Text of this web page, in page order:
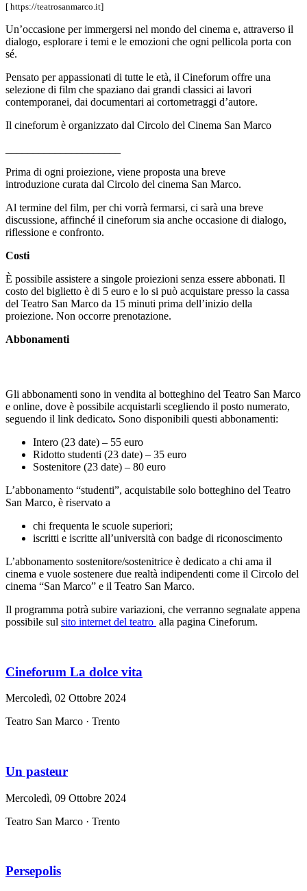
[ https://teatrosanmarco.it]
Un’occasione per immergersi nel mondo del cinema e, attraverso il
dialogo, esplorare i temi e le emozioni che ogni pellicola porta con
sé.
Pensato per appassionati di tutte le età, il Cineforum offre una
selezione di film che spaziano dai grandi classici ai lavori
contemporanei, dai documentari ai cortometraggi d’autore.
Il cineforum è organizzato dal Circolo del Cinema San Marco
Prima di ogni proiezione, viene proposta una breve
introduzione curata dal Circolo del cinema San Marco.
Al termine del film, per chi vorrà fermarsi, ci sarà una breve
discussione, affinché il cineforum sia anche occasione di dialogo,
riflessione e confronto.
Costi
È possibile assistere a singole proiezioni senza essere abbonati. Il
costo del biglietto è di 5 euro e lo si può acquistare presso la cassa
del Teatro San Marco da 15 minuti prima dell’inizio della
proiezione. Non occorre prenotazione.
Abbonamenti
Gli abbonamenti sono in vendita al botteghino del Teatro San Marco
e online, dove è possibile acquistarli scegliendo il posto numerato,
seguendo il link dedicato. Sono disponibili questi abbonamenti:
Intero (23 date) – 55 euro
Ridotto studenti (23 date) – 35 euro
Sostenitore (23 date) – 80 euro
L’abbonamento “studenti”, acquistabile solo botteghino del Teatro
San Marco, è riservato a
chi frequenta le scuole superiori;
iscritti e iscritte all’università con badge di riconoscimento
L’abbonamento sostenitore/sostenitrice è dedicato a chi ama il
cinema e vuole sostenere due realtà indipendenti come il Circolo del
cinema “San Marco” e il Teatro San Marco.
Il programma potrà subire variazioni, che verranno segnalate appena
possibile sul sito internet del teatro alla pagina Cineforum.
Cineforum La dolce vita
Mercoledì, 02 Ottobre 2024
Teatro San Marco · Trento
Un pasteur
Mercoledì, 09 Ottobre 2024
Teatro San Marco · Trento
Persepolis